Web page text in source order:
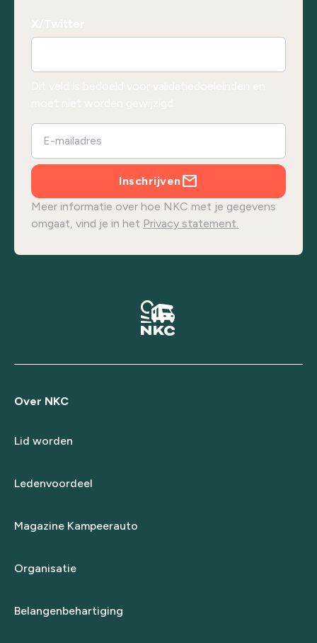
Inschrijven
Meer informatie over hoe NKC met je gegevens
omgaat, vind je in het Privacy statement.
Over NKC
Lid worden
Ledenvoordeel
Magazine Kampeerauto
Organisatie
Belangenbehartiging